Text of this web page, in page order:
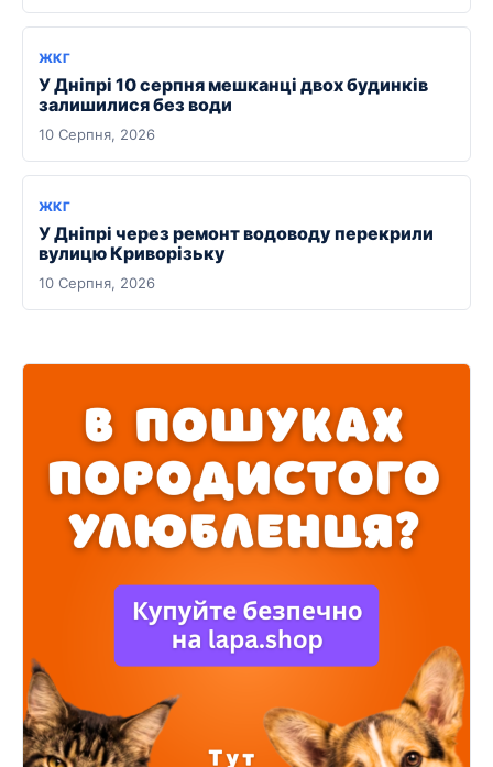
ЖКГ
У Дніпрі 10 серпня мешканці двох будинків
залишилися без води
10 Серпня, 2026
ЖКГ
У Дніпрі через ремонт водоводу перекрили
вулицю Криворізьку
10 Серпня, 2026